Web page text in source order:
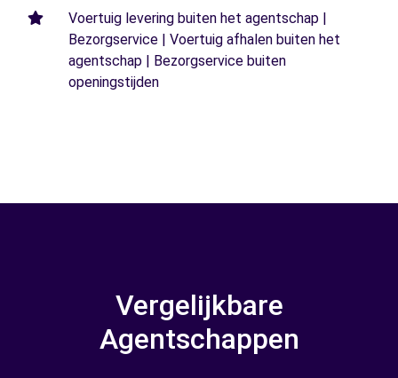
Voertuig levering buiten het agentschap |
Bezorgservice | Voertuig afhalen buiten het
agentschap | Bezorgservice buiten
openingstijden
Vergelijkbare
Agentschappen